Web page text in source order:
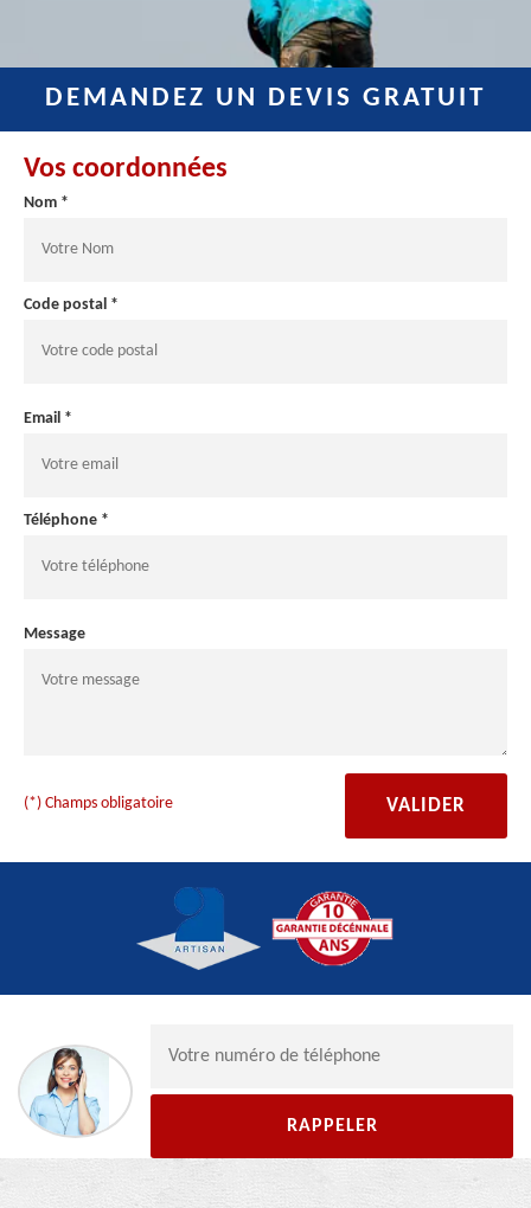
DEMANDEZ UN DEVIS GRATUIT
Vos coordonnées
Nom *
Code postal *
Email *
Téléphone *
Message
(*) Champs obligatoire